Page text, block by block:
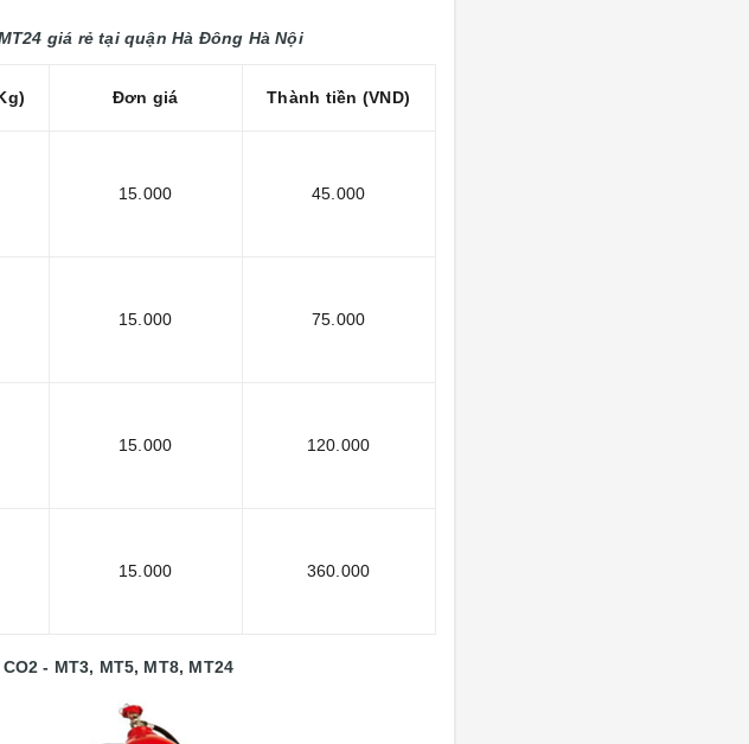
giá rẻ tại quận Hà Đông Hà Nội
Đơn giá Thành tiền (VND)
15.000 45.000
15.000 75.000
15.000 120.000
15.000 360.000
- MT3, MT5, MT8, MT24